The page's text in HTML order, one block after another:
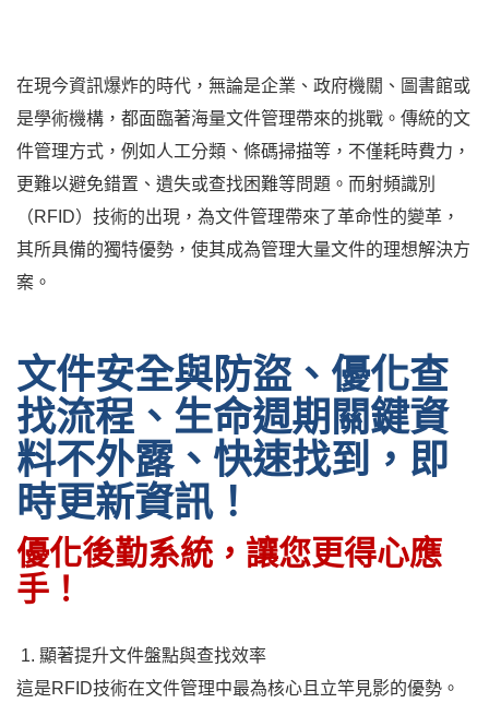
在現今資訊爆炸的時代，無論是企業、政府機關、圖書館或
是學術機構，都面臨著海量文件管理帶來的挑戰。傳統的文
件管理方式，例如人工分類、條碼掃描等，不僅耗時費力，
更難以避免錯置、遺失或查找困難等問題。而射頻識別
（RFID）技術的出現，為文件管理帶來了革命性的變革，
其所具備的獨特優勢，使其成為管理大量文件的理想解決方
案。
文件安全與防盜、優化查
找流程、生命週期關鍵資
料不外露、快速找到，即
時更新資訊！
優化後勤系統，讓您更得心應
手！
1. 顯著提升文件盤點與查找效率
這是RFID技術在文件管理中最為核心且立竿見影的優勢。